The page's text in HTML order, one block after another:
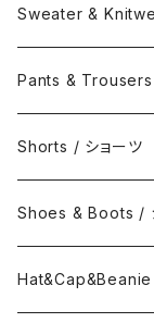
Collar Long Shirt /
Collar Short Shirt /
T-Shirts / Tシャツ
Long Sleeve Tee /
Short Sleeve Tee /
Crew Neck Sweat /
Turtle Neck Sweat/
Hood Sweat / フー
Sweater &
Pants & Trousers
Shorts / ショーツ
Shoes & Boots /
Hat&Cap&Beanie